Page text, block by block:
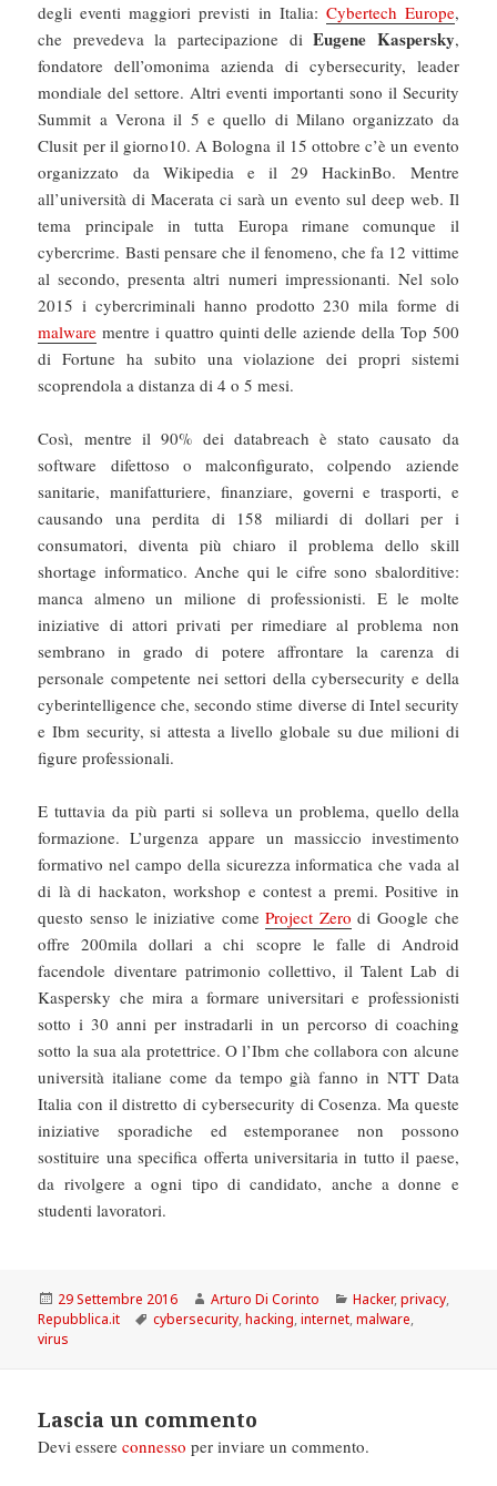
degli eventi maggiori previsti in Italia: Cybertech Europe,
che prevedeva la partecipazione diEugene Kaspersky,
fondatore dell’omonima azienda di cybersecurity, leader
mondiale del settore. Altri eventi importanti sono il Security
Summit a Verona il 5 e quello di Milano organizzato da
Clusit per il giorno10. A Bologna il 15 ottobre c’è un evento
organizzato da Wikipedia e il 29 HackinBo. Mentre
all’università di Macerata ci sarà un evento sul deep web. Il
tema principale in tutta Europa rimane comunque il
cybercrime. Basti pensare che il fenomeno, che fa 12 vittime
al secondo, presenta altri numeri impressionanti. Nel solo
2015 i cybercriminali hanno prodotto 230 mila forme di
malware mentre i quattro quinti delle aziende della Top 500
di Fortune ha subito una violazione dei propri sistemi
scoprendola a distanza di 4 o 5 mesi.
Così, mentre il 90% dei databreach è stato causato da
software difettoso o malconfigurato, colpendo aziende
sanitarie, manifatturiere, finanziare, governi e trasporti, e
causando una perdita di 158 miliardi di dollari per i
consumatori, diventa più chiaro il problema dello skill
shortage informatico. Anche qui le cifre sono sbalorditive:
manca almeno un milione di professionisti. E le molte
iniziative di attori privati per rimediare al problema non
sembrano in grado di potere affrontare la carenza di
personale competente nei settori della cybersecurity e della
cyberintelligence che, secondo stime diverse di Intel security
e Ibm security, si attesta a livello globale su due milioni di
figure professionali.
E tuttavia da più parti si solleva un problema, quello della
formazione. L’urgenza appare un massiccio investimento
formativo nel campo della sicurezza informatica che vada al
di là di hackaton, workshop e contest a premi. Positive in
questo senso le iniziative comeProject Zero di Google che
offre 200mila dollari a chi scopre le falle di Android
facendole diventare patrimonio collettivo, il Talent Lab di
Kaspersky che mira a formare universitari e professionisti
sotto i 30 anni per instradarli in un percorso di coaching
sotto la sua ala protettrice. O l’Ibm che collabora con alcune
università italiane come da tempo già fanno in NTT Data
Italia con il distretto di cybersecurity di Cosenza. Ma queste
iniziative sporadiche ed estemporanee non possono
sostituire una specifica offerta universitaria in tutto il paese,
da rivolgere a ogni tipo di candidato, anche a donne e
studenti lavoratori.
Scritto
il
29 Settembre 2016 Autore
Arturo Di Corinto Categorie
Hacker,privacy,
Repubblica.it
Tag
cybersecurity,hacking,internet,malware,
virus
Lascia un commento
Devi essereconnesso per inviare un commento.